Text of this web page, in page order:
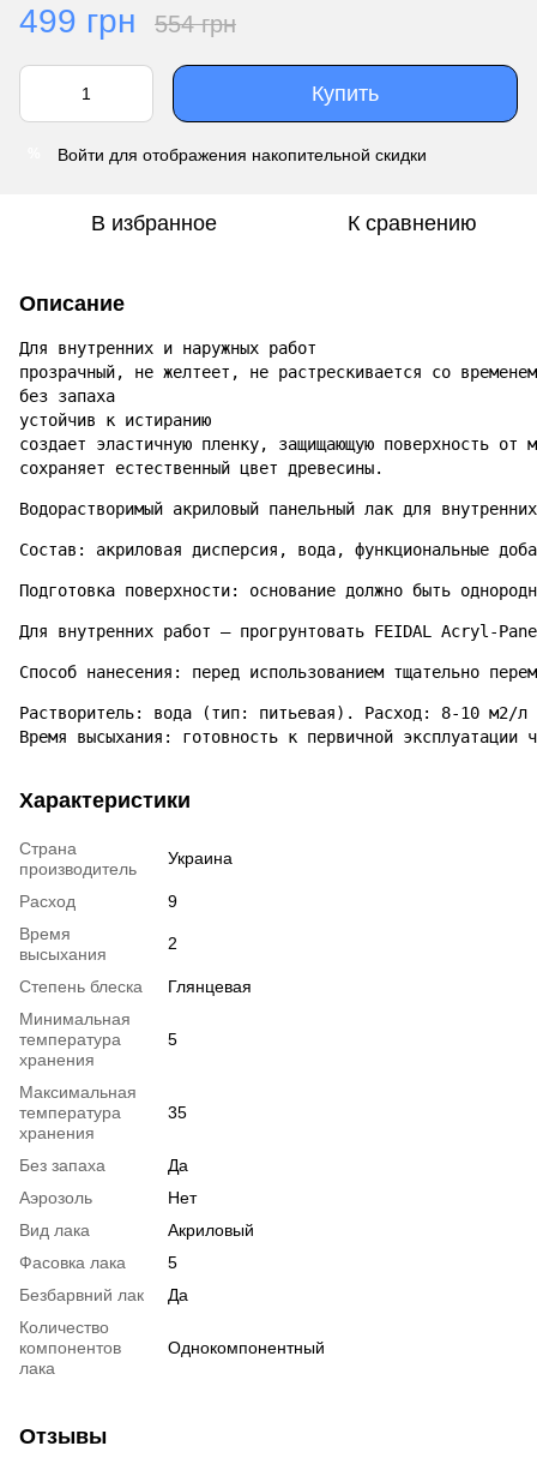
499 грн 554 грн
Купить
Войти для отображения накопительной скидки
В избранное К сравнению
Описание
Для внутренних и наружных работ
прозрачный, не желтеет, не растрескивается со временем
без запаха
устойчив к истиранию
создает эластичную пленку, защищающую поверхность от
сохраняет естественный цвет древесины.
Водорастворимый акриловый панельный лак для
Состав: акриловая дисперсия, вода, функциональные
Подготовка поверхности: основание должно быть
Для внутренних работ – прогрунтовать FEIDAL Acryl-
Способ нанесения: перед использованием тщательно
Растворитель: вода (тип: питьевая). Расход: 8-10 м2/л
Время высыхания: готовность к первичной
Характеристики
Страна
производитель
Украина
Расход
9
Время
высыхания
2
Степень блеска
Глянцевая
Минимальная
температура
хранения
5
Максимальная
температура
хранения
35
Без запаха
Да
Аэрозоль
Нет
Вид лака
Акриловый
Фасовка лака
5
Безбарвний лак
Да
Количество
компонентов
лака
Однокомпонентный
Отзывы